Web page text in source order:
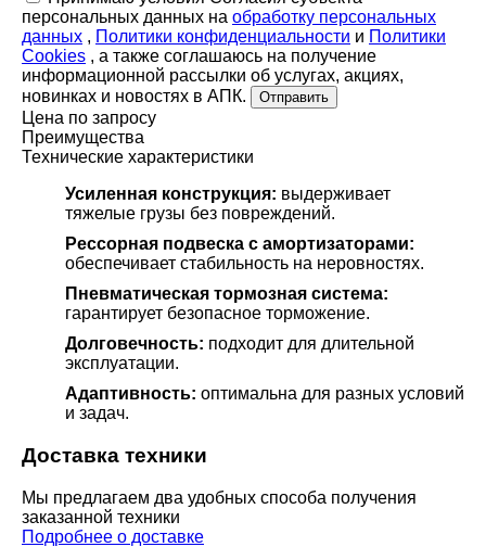
персональных данных на обработку персональных
данных , Политики конфиденциальности и Политики
Cookies , а также соглашаюсь на получение
информационной рассылки об услугах, акциях,
новинках и новостях в АПК.
Отправить
Цена по запросу
Преимущества
Технические характеристики
Усиленная конструкция: выдерживает
тяжелые грузы без повреждений.
Рессорная подвеска с амортизаторами:
обеспечивает стабильность на неровностях.
Пневматическая тормозная система:
гарантирует безопасное торможение.
Долговечность: подходит для длительной
эксплуатации.
Адаптивность: оптимальна для разных условий
и задач.
Доставка техники
Мы предлагаем два удобных способа получения
заказанной техники
Подробнее о доставке